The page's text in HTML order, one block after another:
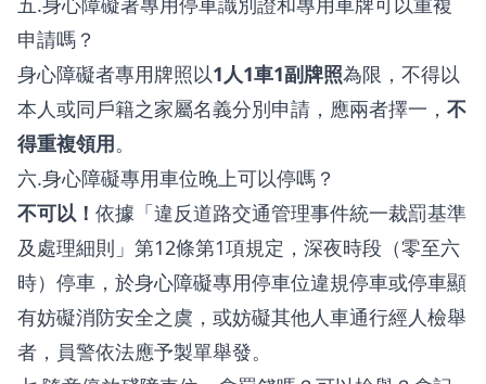
申請嗎？
身心障礙者專用牌照以1人1車1副牌照為限，不得以
本人或同戶籍之家屬名義分別申請，應兩者擇一， 不
得重複領用。
六.身心障礙專用車位晚上可以停嗎？
不可以！ 依據「違反道路交通管理事件統一裁罰基準
及處理細則」第12條第1項規定，深夜時段（零至六
時）停車，於身心障礙專用停車位違規停車或停車顯
有妨礙消防安全之虞，或妨礙其他人車通行經人檢舉
者，員警依法應予製單舉發。